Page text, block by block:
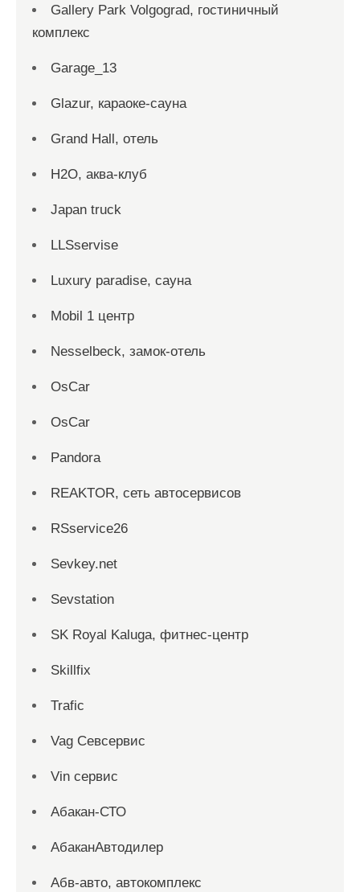
Gallery Park Volgograd, гостиничный
комплекс
Garage_13
Glazur, караоке-сауна
Grand Hall, отель
H2O, аква-клуб
Japan truck
LLSservise
Luxury paradise, сауна
Mobil 1 центр
Nesselbeck, замок-отель
OsCar
OsCar
Pandora
REAKTOR, сеть автосервисов
RSservice26
Sevkey.net
Sevstation
SK Royal Kaluga, фитнес-центр
Skillfix
Trafic
Vag Севсервис
Vin сервис
Абакан-СТО
АбаканАвтодилер
Абв-авто, автокомплекс